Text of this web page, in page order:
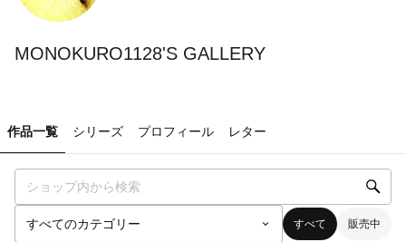
MONOKURO1128'S GALLERY
作品一覧 シリーズ プロフィール レター
すべて 販売中